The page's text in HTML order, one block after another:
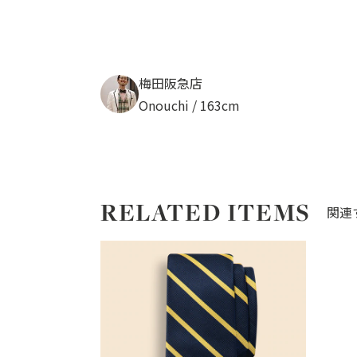
梅田阪急店
Onouchi / 163cm
RELATED ITEMS 関連